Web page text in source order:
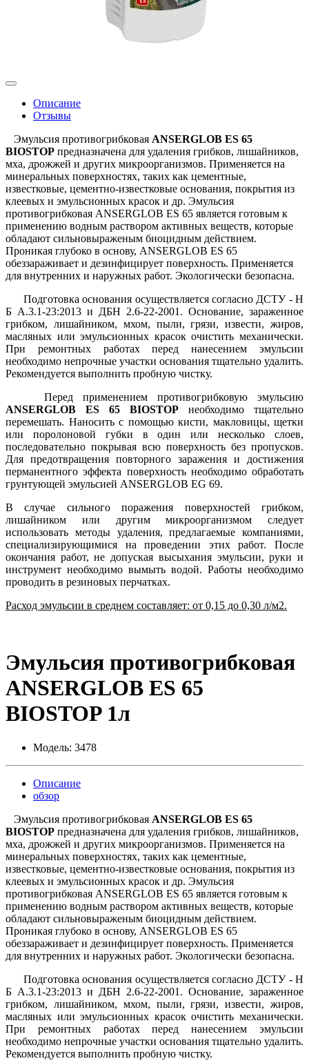
Описание
Отзывы
Эмульсия противогрибковая ANSERGLOB ES 65
BIOSTOP предназначена для удаления грибков, лишайников,
мха, дрожжей и других микроорганизмов. Применяется на
минеральных поверхностях, таких как цементные,
известковые, цементно-известковые основания, покрытия из
клеевых и эмульсионных красок и др. Эмульсия
противогрибковая ANSERGLOB ES 65 является готовым к
применению водным раствором активных веществ, которые
обладают сильновыраженым биоцидным действием.
Проникая глубоко в основу, ANSERGLOB ES 65
обеззараживает и дезинфицирует поверхность. Применяется
для внутренних и наружных работ. Экологически безопасна.
Подготовка основания осуществляется согласно ДСТУ - Н
Б А.3.1-23:2013 и ДБН 2.6-22-2001. Основание, зараженное
грибком, лишайником, мхом, пыли, грязи, извести, жиров,
масляных или эмульсионных красок очистить механически.
При ремонтных работах перед нанесением эмульсии
необходимо непрочные участки основания тщательно удалить.
Рекомендуется выполнить пробную чистку.
Перед применением противогрибковую эмульсию
ANSERGLOB ES 65 BIOSTOP необходимо тщательно
перемешать. Наносить с помощью кисти, макловицы, щетки
или поролоновой губки в один или несколько слоев,
последовательно покрывая всю поверхность без пропусков.
Для предотвращения повторного заражения и достижения
перманентного эффекта поверхность необходимо обработать
грунтующей эмульсией ANSERGLOB EG 69.
В случае сильного поражения поверхностей грибком,
лишайником или другим микроорганизмом следует
использовать методы удаления, предлагаемые компаниями,
специализирующимися на проведении этих работ. После
окончания работ, не допуская высыхания эмульсии, руки и
инструмент необходимо вымыть водой. Работы необходимо
проводить в резиновых перчатках.
Расход эмульсии в среднем составляет: от 0,15 до 0,30 л/м2.
Эмульсия противогрибковая
ANSERGLOB ES 65
BIOSTOP 1л
Модель: 3478
Описание
обзор
Эмульсия противогрибковая ANSERGLOB ES 65
BIOSTOP предназначена для удаления грибков, лишайников,
мха, дрожжей и других микроорганизмов. Применяется на
минеральных поверхностях, таких как цементные,
известковые, цементно-известковые основания, покрытия из
клеевых и эмульсионных красок и др. Эмульсия
противогрибковая ANSERGLOB ES 65 является готовым к
применению водным раствором активных веществ, которые
обладают сильновыраженым биоцидным действием.
Проникая глубоко в основу, ANSERGLOB ES 65
обеззараживает и дезинфицирует поверхность. Применяется
для внутренних и наружных работ. Экологически безопасна.
Подготовка основания осуществляется согласно ДСТУ - Н
Б А.3.1-23:2013 и ДБН 2.6-22-2001. Основание, зараженное
грибком, лишайником, мхом, пыли, грязи, извести, жиров,
масляных или эмульсионных красок очистить механически.
При ремонтных работах перед нанесением эмульсии
необходимо непрочные участки основания тщательно удалить.
Рекомендуется выполнить пробную чистку.